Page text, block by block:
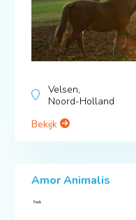
Velsen,
Noord-Holland
Bekijk
Amor Animalis